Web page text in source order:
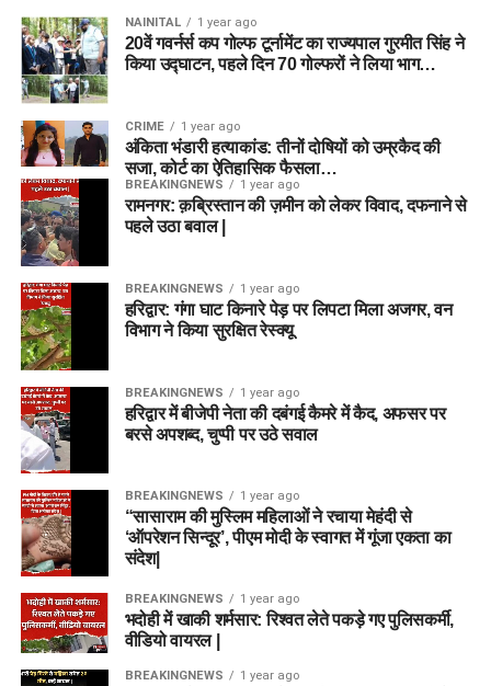
NAINITAL 1 year ago
20वें गवर्नर्स कप गोल्फ टूर्नामेंट का राज्यपाल गुरमीत सिंह ने
किया उद्घाटन, पहले दिन 70 गोल्फरों ने लिया भाग…
CRIME 1 year ago
अंकिता भंडारी हत्याकांड: तीनों दोषियों को उम्रकैद की
सजा, कोर्ट का ऐतिहासिक फैसला…
BREAKINGNEWS 1 year ago
रामनगर: क़ब्रिस्तान की ज़मीन को लेकर विवाद, दफनाने से
पहले उठा बवाल |
BREAKINGNEWS 1 year ago
हरिद्वार: गंगा घाट किनारे पेड़ पर लिपटा मिला अजगर, वन
विभाग ने किया सुरक्षित रेस्क्यू
BREAKINGNEWS 1 year ago
हरिद्वार में बीजेपी नेता की दबंगई कैमरे में कैद, अफसर पर
बरसे अपशब्द, चुप्पी पर उठे सवाल
BREAKINGNEWS 1 year ago
“सासाराम की मुस्लिम महिलाओं ने रचाया मेहंदी से
‘ऑपरेशन सिन्दूर’, पीएम मोदी के स्वागत में गूंजा एकता का
संदेश|
BREAKINGNEWS 1 year ago
भदोही में खाकी शर्मसार: रिश्वत लेते पकड़े गए पुलिसकर्मी,
वीडियो वायरल |
BREAKINGNEWS 1 year ago